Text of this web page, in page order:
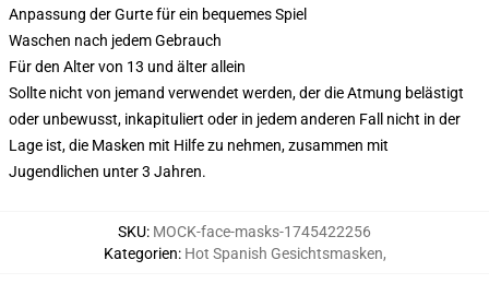
Anpassung der Gurte für ein bequemes Spiel
Waschen nach jedem Gebrauch
Für den Alter von 13 und älter allein
Sollte nicht von jemand verwendet werden, der die Atmung belästigt
oder unbewusst, inkapituliert oder in jedem anderen Fall nicht in der
Lage ist, die Masken mit Hilfe zu nehmen, zusammen mit
Jugendlichen unter 3 Jahren.
SKU: MOCK-face-masks-1745422256
Kategorien: Hot Spanish Gesichtsmasken,